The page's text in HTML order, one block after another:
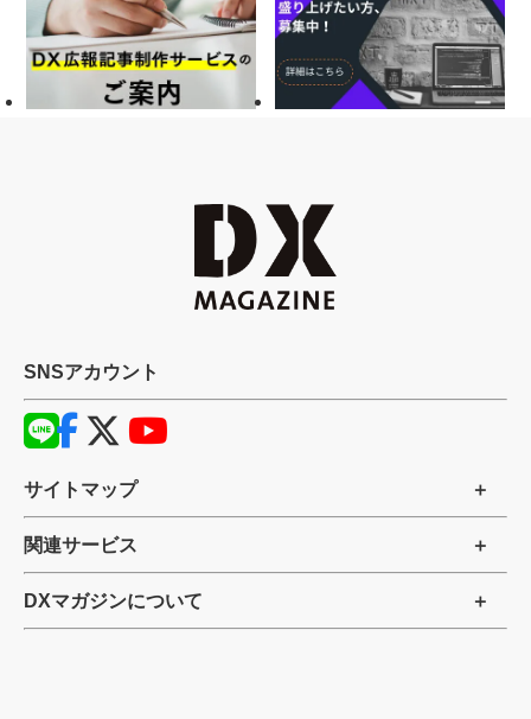
SNSアカウント
サイトマップ
関連サービス
DXマガジンについて